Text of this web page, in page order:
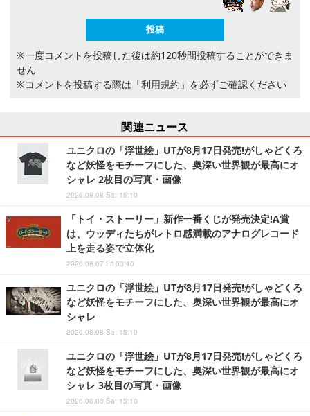
※一度コメントを投稿した後は約120秒間投稿することができま
せん
※コメントを投稿する際は 「利用規約」 を必ずご確認ください
関連ニュース
ユニクロの「浮世絵」UTが8月17日発売!がしゃどくろ
など妖怪をモチーフにした、奥深い世界観が最高にオ
シャレ 2枚目の写真・画像
2026.08.08 Sat 15:10
「トイ・ストーリー」新作一番くじが発売決定!A賞
は、ウッディたちがレトロ感満載のアナログレコード
上を走る姿で立体化
2026.08.07 Fri 03:40
ユニクロの「浮世絵」UTが8月17日発売!がしゃどくろ
など妖怪をモチーフにした、奥深い世界観が最高にオ
シャレ
2026.08.08 Sat 15:10
ユニクロの「浮世絵」UTが8月17日発売!がしゃどくろ
など妖怪をモチーフにした、奥深い世界観が最高にオ
シャレ 3枚目の写真・画像
2026.08.08 Sat 15:10